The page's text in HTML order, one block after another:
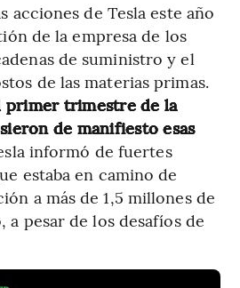
acciones de Tesla este año
de la empresa de los
de suministro y el
de las materias primas.
primer trimestre de la
de manifiesto esas
informó de fuertes
estaba en camino de
a más de 1,5 millones de
a pesar de los desafíos de